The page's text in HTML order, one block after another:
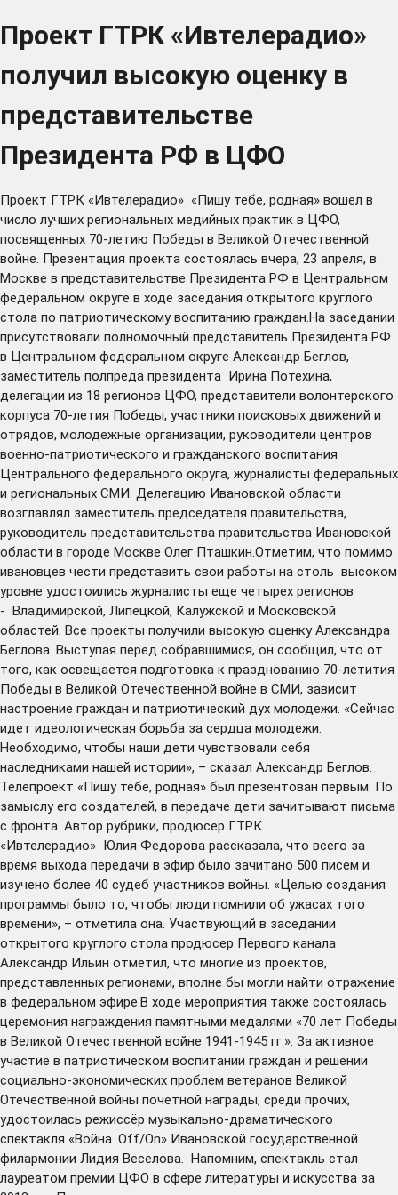
Проект ГТРК «Ивтелерадио»
получил высокую оценку в
представительстве
Президента РФ в ЦФО
Проект ГТРК «Ивтелерадио» «Пишу тебе, родная» вошел в
число лучших региональных медийных практик в ЦФО,
посвященных 70-летию Победы в Великой Отечественной
войне. Презентация проекта состоялась вчера, 23 апреля, в
Москве в представительстве Президента РФ в Центральном
федеральном округе в ходе заседания открытого круглого
стола по патриотическому воспитанию граждан.На заседании
присутствовали полномочный представитель Президента РФ
в Центральном федеральном округе Александр Беглов,
заместитель полпреда президента Ирина Потехина,
делегации из 18 регионов ЦФО, представители волонтерского
корпуса 70-летия Победы, участники поисковых движений и
отрядов, молодежные организации, руководители центров
военно-патриотического и гражданского воспитания
Центрального федерального округа, журналисты федеральных
и региональных СМИ. Делегацию Ивановской области
возглавлял заместитель председателя правительства,
руководитель представительства правительства Ивановской
области в городе Москве Олег Пташкин.Отметим, что помимо
ивановцев чести представить свои работы на столь высоком
уровне удостоились журналисты еще четырех регионов
- Владимирской, Липецкой, Калужской и Московской
областей. Все проекты получили высокую оценку Александра
Беглова. Выступая перед собравшимися, он сообщил, что от
того, как освещается подготовка к празднованию 70-летития
Победы в Великой Отечественной войне в СМИ, зависит
настроение граждан и патриотический дух молодежи. «Сейчас
идет идеологическая борьба за сердца молодежи.
Необходимо, чтобы наши дети чувствовали себя
наследниками нашей истории», – сказал Александр Беглов.
Телепроект «Пишу тебе, родная» был презентован первым. По
замыслу его создателей, в передаче дети зачитывают письма
с фронта. Автор рубрики, продюсер ГТРК
«Ивтелерадио» Юлия Федорова рассказала, что всего за
время выхода передачи в эфир было зачитано 500 писем и
изучено более 40 судеб участников войны. «Целью создания
программы было то, чтобы люди помнили об ужасах того
времени», – отметила она. Участвующий в заседании
открытого круглого стола продюсер Первого канала
Александр Ильин отметил, что многие из проектов,
представленных регионами, вполне бы могли найти отражение
в федеральном эфире.В ходе мероприятия также состоялась
церемония награждения памятными медалями «70 лет Победы
в Великой Отечественной войне 1941-1945 гг.». За активное
участие в патриотическом воспитании граждан и решении
социально-экономических проблем ветеранов Великой
Отечественной войны почетной награды, среди прочих,
удостоилась режиссёр музыкально-драматического
спектакля «Война. Off/On» Ивановской государственной
филармонии Лидия Веселова. Напомним, спектакль стал
лауреатом премии ЦФО в сфере литературы и искусства за